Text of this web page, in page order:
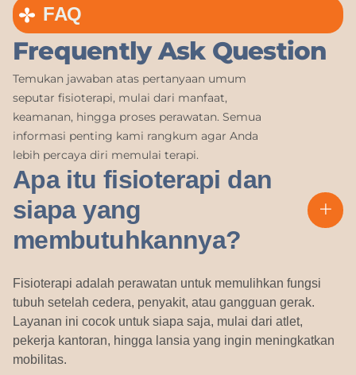
FAQ
Frequently Ask Question
Temukan jawaban atas pertanyaan umum
seputar fisioterapi, mulai dari manfaat,
keamanan, hingga proses perawatan. Semua
informasi penting kami rangkum agar Anda
lebih percaya diri memulai terapi.
Apa itu fisioterapi dan
siapa yang
membutuhkannya?
Fisioterapi adalah perawatan untuk memulihkan fungsi
tubuh setelah cedera, penyakit, atau gangguan gerak.
Layanan ini cocok untuk siapa saja, mulai dari atlet,
pekerja kantoran, hingga lansia yang ingin meningkatkan
mobilitas.